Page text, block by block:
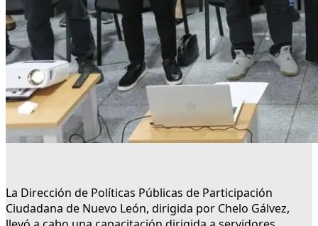
La Dirección de Políticas Públicas de Participación
Ciudadana de Nuevo León, dirigida por Chelo Gálvez,